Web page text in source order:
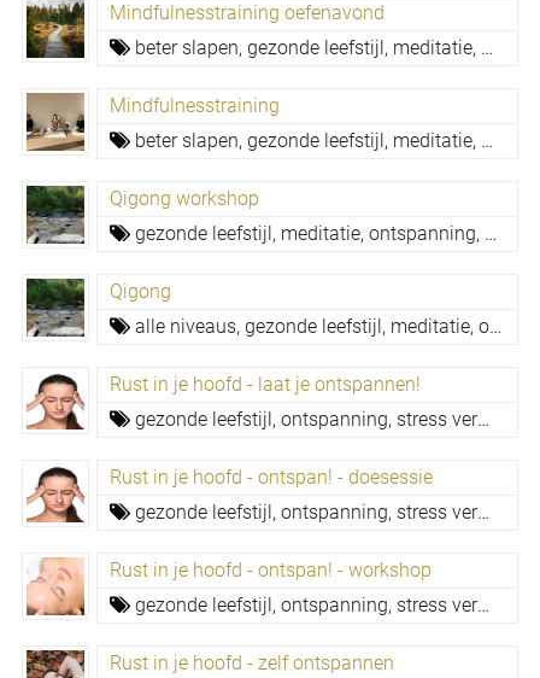
Mindfulnesstraining oefenavond
beter slapen, gezonde leefstijl, meditatie,
Mindfulnesstraining
beter slapen, gezonde leefstijl, meditatie,
Qigong workshop
gezonde leefstijl, meditatie, ontspanning,
Qigong
alle niveaus, gezonde leefstijl, meditatie, ontspanning,
Rust in je hoofd - laat je ontspannen!
gezonde leefstijl, ontspanning, stress verminderen
Rust in je hoofd - ontspan! - doesessie
gezonde leefstijl, ontspanning, stress verminderen
Rust in je hoofd - ontspan! - workshop
gezonde leefstijl, ontspanning, stress verminderen
Rust in je hoofd - zelf ontspannen